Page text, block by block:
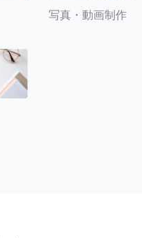
写真・動画制作